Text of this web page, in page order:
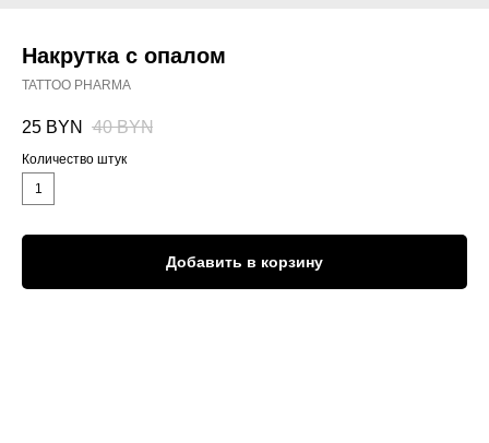
Накрутка с опалом
TATTOO PHARMA
25 BYN 40 BYN
Количество штук
1
Добавить в корзину